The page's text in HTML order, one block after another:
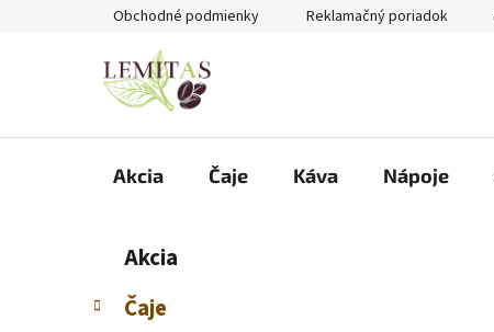
Obchodné podmienky Reklamačný poriadok
Akcia Čaje Káva Nápoje
č
Preskočiť
kategórie
t
e
Akcia
Čaje